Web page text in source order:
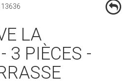
13636
3 PIÈCES -